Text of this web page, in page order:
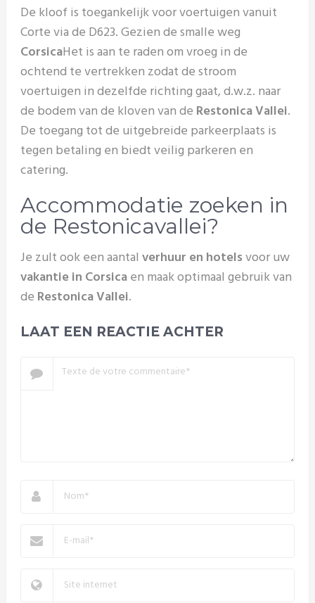
De kloof is toegankelijk voor voertuigen vanuit
Corte via de D623. Gezien de smalle weg
CorsicaHet is aan te raden om vroeg in de
ochtend te vertrekken zodat de stroom
voertuigen in dezelfde richting gaat, d.w.z. naar
de bodem van de kloven van de Restonica Vallei.
De toegang tot de uitgebreide parkeerplaats is
tegen betaling en biedt veilig parkeren en
catering.
Accommodatie zoeken in
de Restonicavallei?
Je zult ook een aantal verhuur en hotelsvoor uw
vakantie in Corsicaen maak optimaal gebruik van
de Restonica Vallei.
LAAT EEN REACTIE ACHTER